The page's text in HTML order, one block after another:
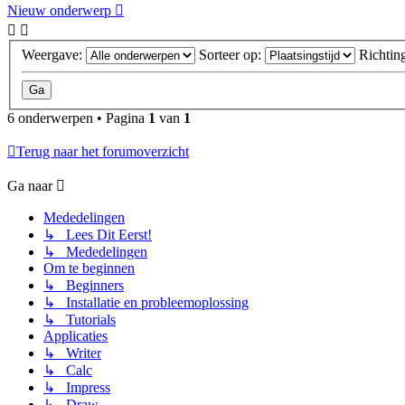
Nieuw onderwerp
Weergave: Sorteer op:
6 onderwerpen • Pagina 1 van 1
Terug naar het forumoverzicht
Ga naar
Mededelingen
↳ Lees Dit Eerst!
↳ Mededelingen
Om te beginnen
↳ Beginners
↳ Installatie en probleemoplossing
↳ Tutorials
Applicaties
↳ Writer
↳ Calc
↳ Impress